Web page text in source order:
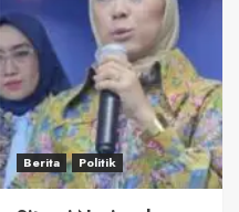
Berita Politik